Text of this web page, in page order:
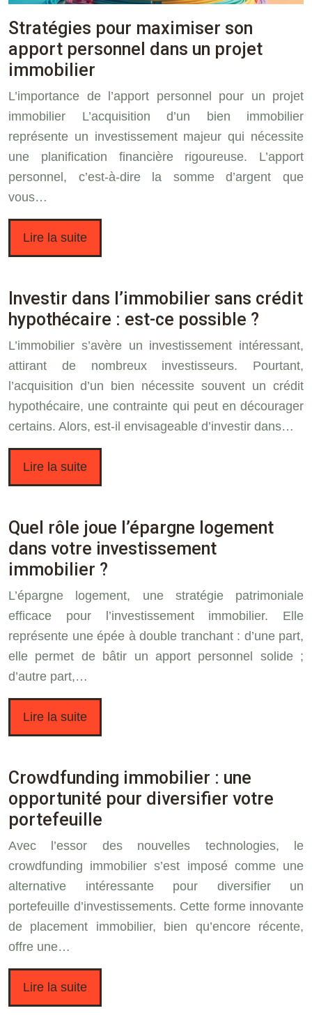
Stratégies pour maximiser son
apport personnel dans un projet
immobilier
L’importance de l’apport personnel pour un projet
immobilier L’acquisition d’un bien immobilier
représente un investissement majeur qui nécessite
une planification financière rigoureuse. L’apport
personnel, c’est-à-dire la somme d’argent que
vous…
Lire la suite
Investir dans l’immobilier sans crédit
hypothécaire : est-ce possible ?
L’immobilier s’avère un investissement intéressant,
attirant de nombreux investisseurs. Pourtant,
l’acquisition d’un bien nécessite souvent un crédit
hypothécaire, une contrainte qui peut en décourager
certains. Alors, est-il envisageable d’investir dans…
Lire la suite
Quel rôle joue l’épargne logement
dans votre investissement
immobilier ?
L’épargne logement, une stratégie patrimoniale
efficace pour l’investissement immobilier. Elle
représente une épée à double tranchant : d’une part,
elle permet de bâtir un apport personnel solide ;
d’autre part,…
Lire la suite
Crowdfunding immobilier : une
opportunité pour diversifier votre
portefeuille
Avec l’essor des nouvelles technologies, le
crowdfunding immobilier s’est imposé comme une
alternative intéressante pour diversifier un
portefeuille d’investissements. Cette forme innovante
de placement immobilier, bien qu’encore récente,
offre une…
Lire la suite